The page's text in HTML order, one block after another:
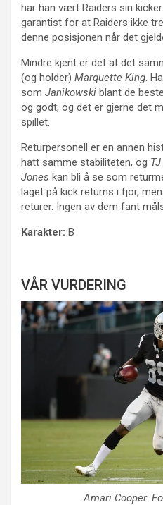
har han vært Raiders sin
garantist for at Raiders ikke
denne posisjonen når det
Mindre kjent er det at det
(og holder) Marquette King.
som Janikowski blant de
og godt, og det er gjerne det
spillet.
Returpersonell er en annen
hatt samme stabiliteten, og
Jones kan bli å se som
laget på kick returns i fjor,
returer. Ingen av dem fant
Karakter: B
VÅR VURDERING
Amari Cooper.